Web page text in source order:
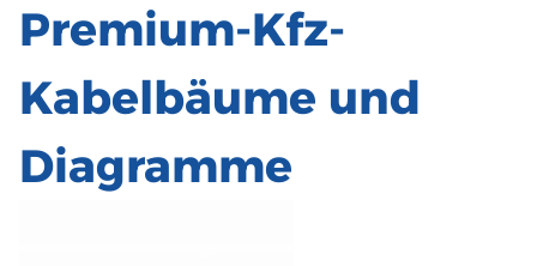
Premium-Kfz-
Kabelbäume und
Diagramme